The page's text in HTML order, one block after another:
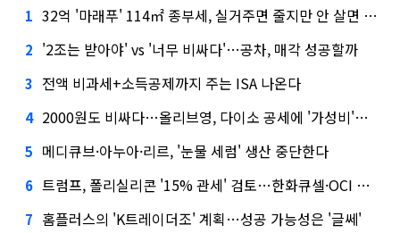
1 32억 '마래푸' 114㎡ 종부세, 실거주면 줄지만 안 살면 2.5배
2 '2조는 받아야' vs '너무 비싸다'…공차, 매각 성공할까
3 전액 비과세+소득공제까지 주는 ISA 나온다
4 2000원도 비싸다…올리브영, 다이소 공세에 '가성비'로 맞불
5 메디큐브·아누아·리르, '눈물 세럼' 생산 중단한다
6 트럼프, 폴리실리콘 '15% 관세' 검토…한화큐셀·OCI 영향은?
7 홈플러스의 'K트레이더조' 계획…성공 가능성은 '글쎄'